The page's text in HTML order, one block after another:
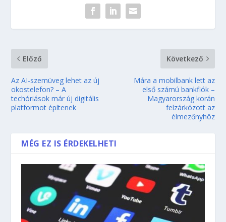
Előző
Az AI-szemüveg lehet az új
okostelefon? – A
techóriások már új digitális
platformot építenek
Következő
Mára a mobilbank lett az
első számú bankfiók –
Magyarország korán
felzárkózott az
élmezőnyhöz
MÉG EZ IS ÉRDEKELHETI